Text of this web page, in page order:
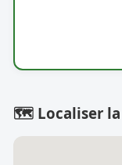
🗺️ Localiser la